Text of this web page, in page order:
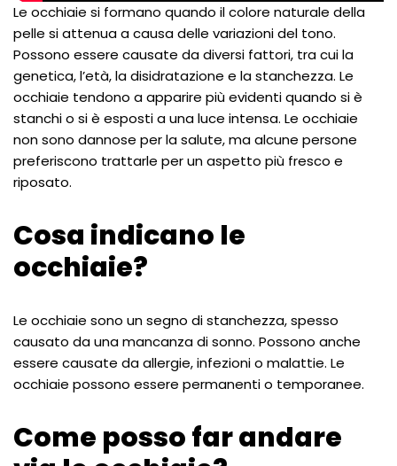
Le occhiaie si formano quando il colore naturale della
pelle si attenua a causa delle variazioni del tono.
Possono essere causate da diversi fattori, tra cui la
genetica, l’età, la disidratazione e la stanchezza. Le
occhiaie tendono a apparire più evidenti quando si è
stanchi o si è esposti a una luce intensa. Le occhiaie
non sono dannose per la salute, ma alcune persone
preferiscono trattarle per un aspetto più fresco e
riposato.
Cosa indicano le
occhiaie?
Le occhiaie sono un segno di stanchezza, spesso
causato da una mancanza di sonno. Possono anche
essere causate da allergie, infezioni o malattie. Le
occhiaie possono essere permanenti o temporanee.
Come posso far andare